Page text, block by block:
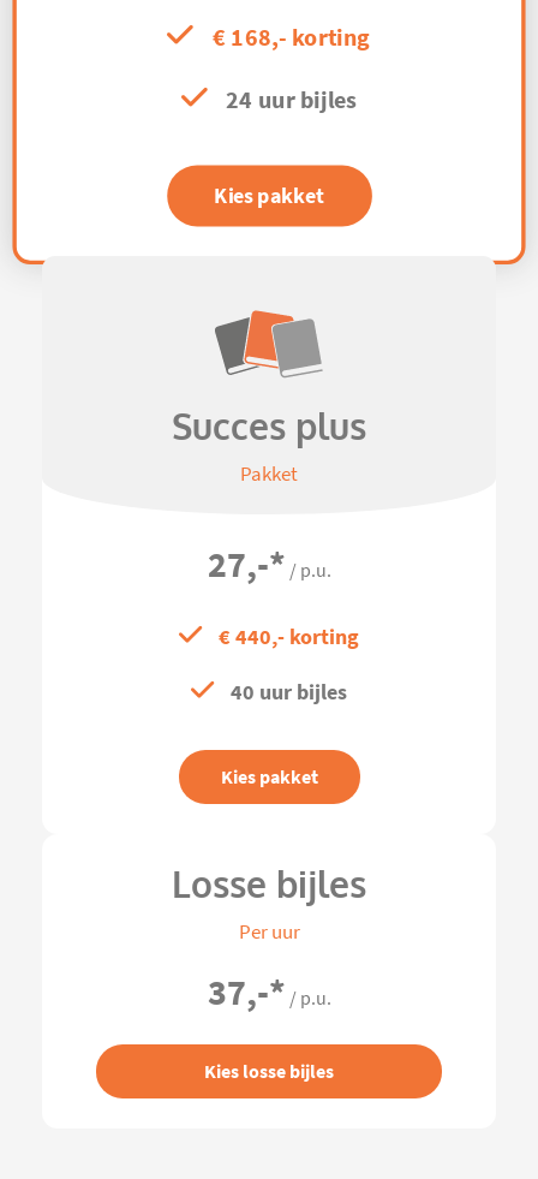
€ 168,- korting
24 uur bijles
Kies pakket
Succes plus
Pakket
27,-* / p.u.
€ 440,- korting
40 uur bijles
Kies pakket
Losse bijles
Per uur
37,-* / p.u.
Kies losse bijles